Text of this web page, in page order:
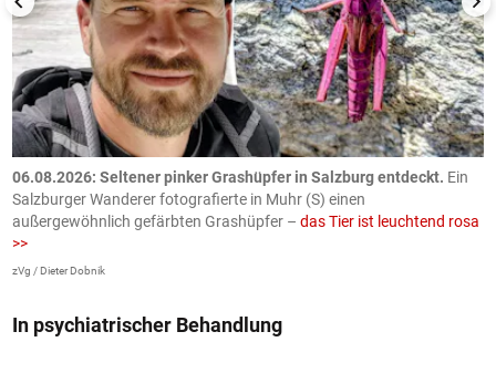
06.08.2026: Seltener pinker Grashüpfer in Salzburg entdeckt. Ein
Salzburger Wanderer fotografierte in Muhr (S) einen
außergewöhnlich gefärbten Grashüpfer – das Tier ist leuchtend rosa
>>
zVg / Dieter Dobnik
In psychiatrischer Behandlung